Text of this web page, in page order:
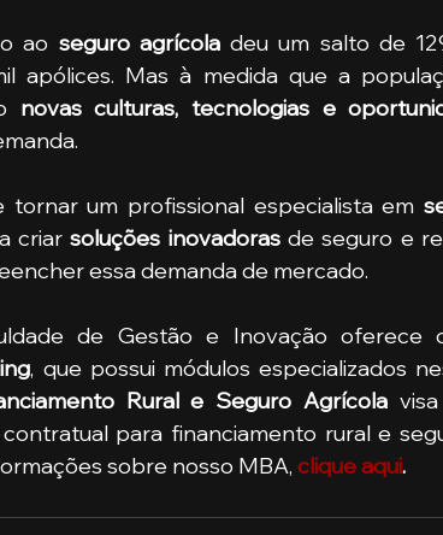
ao
seguro agrícola deu um salto de
apólices. Mas à medida que a
novas culturas, tecnologias e
tornar um profissional especialista em
criar soluções inovadoras de seguro e
essa demanda de mercado.
de Gestão e Inovação oferece
, que possui módulos especializados
Rural e Seguro Agrícola
para financiamento rural e
sobre nosso MBA, clique aqui.